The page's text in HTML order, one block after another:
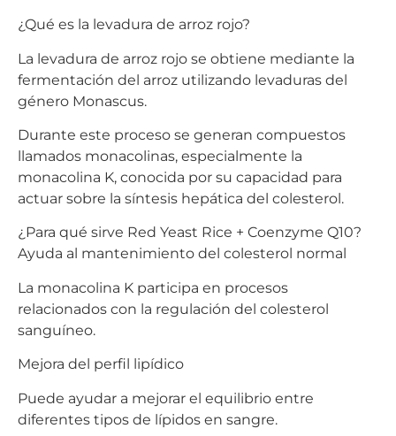
¿Qué es la levadura de arroz rojo?
La levadura de arroz rojo se obtiene mediante la
fermentación del arroz utilizando levaduras del
género Monascus.
Durante este proceso se generan compuestos
llamados monacolinas, especialmente la
monacolina K, conocida por su capacidad para
actuar sobre la síntesis hepática del colesterol.
¿Para qué sirve Red Yeast Rice + Coenzyme Q10?
Ayuda al mantenimiento del colesterol normal
La monacolina K participa en procesos
relacionados con la regulación del colesterol
sanguíneo.
Mejora del perfil lipídico
Puede ayudar a mejorar el equilibrio entre
diferentes tipos de lípidos en sangre.